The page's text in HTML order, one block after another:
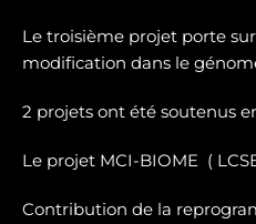
Le troisième projet porte
modification dans le
2 projets ont été soutenus
Le projet MCI-BIOME (
Contribution de la